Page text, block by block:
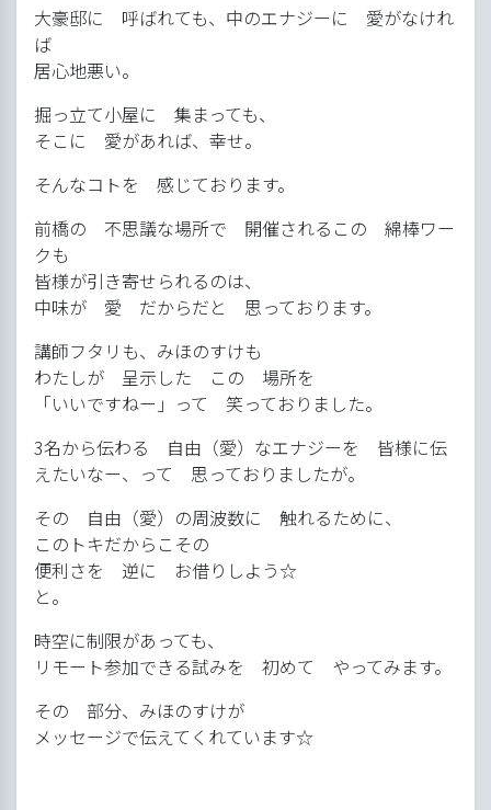
大豪邸に 呼ばれても、中のエナジーに 愛がなけれ
ば
居心地悪い。
掘っ立て小屋に 集まっても、
そこに 愛があれば、幸せ。
そんなコトを 感じております。
前橋の 不思議な場所で 開催されるこの 綿棒ワー
クも
皆様が引き寄せられるのは、
中味が 愛 だからだと 思っております。
講師フタリも、みほのすけも
わたしが 呈示した この 場所を
「いいですねー」って 笑っておりました。
3名から伝わる 自由（愛）なエナジーを 皆様に伝
えたいなー、って 思っておりましたが。
その 自由（愛）の周波数に 触れるために、
このトキだからこその
便利さを 逆に お借りしよう☆
と。
時空に制限があっても、
リモート参加できる試みを 初めて やってみます。
その 部分、みほのすけが
メッセージで伝えてくれています☆